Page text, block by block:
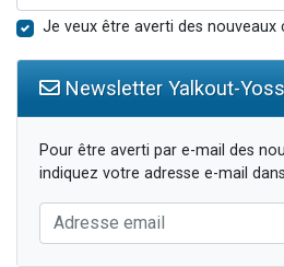
Je veux être averti des nouveaux
Newsletter Yalkout-
Pour être averti par e-mail des
indiquez votre adresse e-mail